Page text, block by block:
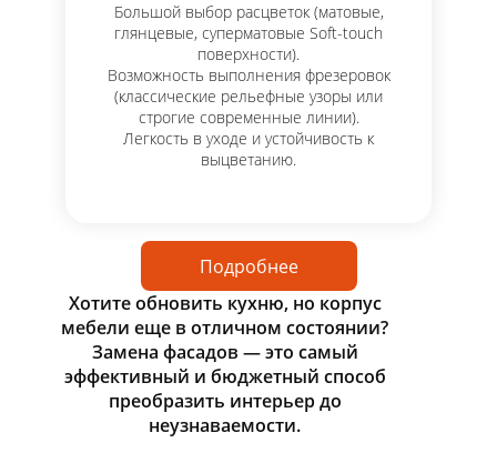
Большой выбор расцветок (матовые,
глянцевые, суперматовые Soft-touch
поверхности).
Возможность выполнения фрезеровок
(классические рельефные узоры или
строгие современные линии).
Легкость в уходе и устойчивость к
выцветанию.
Подробнее
Хотите обновить кухню, но корпус
мебели еще в отличном состоянии?
Замена фасадов — это самый
эффективный и бюджетный способ
преобразить интерьер до
неузнаваемости.